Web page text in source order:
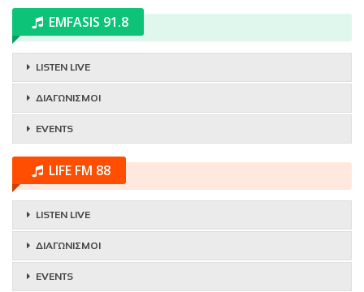
EMFASIS 91.8
LISTEN LIVE
ΔΙΑΓΩΝΙΣΜΟΙ
EVENTS
LIFE FM 88
LISTEN LIVE
ΔΙΑΓΩΝΙΣΜΟΙ
EVENTS